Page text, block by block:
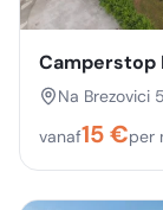
Camperstop
Na Brezovici
vanaf15€per